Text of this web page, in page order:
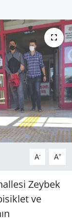
A- A+
Zeybek
ve